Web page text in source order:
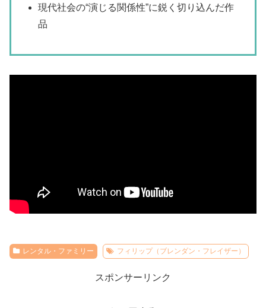
現代社会の“演じる関係性”に鋭く切り込んだ作
品
レンタル・ファミリー フィリップ（ブレンダン・フレイザー）
スポンサーリンク